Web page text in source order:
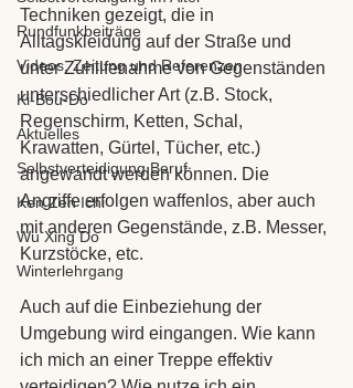
Rundfunkbeiträge
Videos, Zeitung und Referenzen
Ki-Bou-Do
Aktuelles
Selbstverteidigung Beruf
Ken Zen Ichi
Wu Xing Do
Winterlehrgang
Techniken gezeigt, die in
Alltagskleidung auf der Straße und
unter Zuhilfenahme von Gegenständen
unterschiedlicher Art (z.B. Stock,
Regenschirm, Ketten, Schal,
Krawatten, Gürtel, Tücher, etc.)
angewandt werden können. Die
Angriffe erfolgen waffenlos, aber auch
mit anderen Gegenstände, z.B. Messer,
Kurzstöcke, etc.
Auch auf die Einbeziehung der
Umgebung wird eingangen. Wie kann
ich mich an einer Treppe effektiv